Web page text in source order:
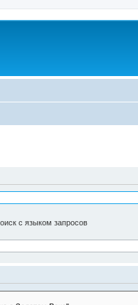
с языком запросов